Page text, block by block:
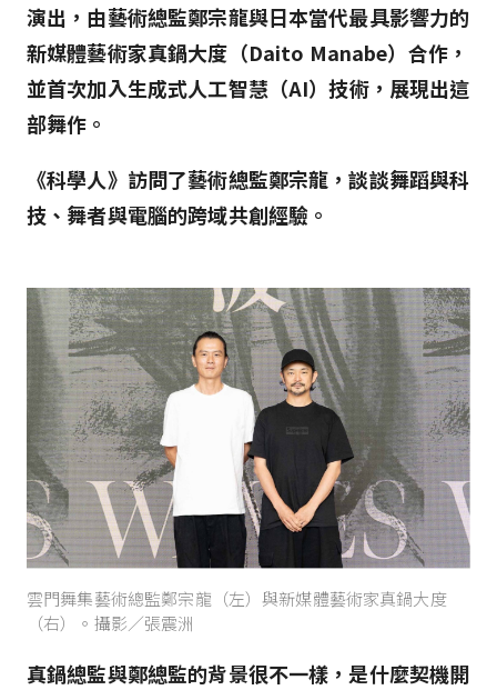
演出，由藝術總監鄭宗龍與日本當代最具影響力的
新媒體藝術家真鍋大度（Daito Manabe）合作，
並首次加入生成式人工智慧（AI）技術，展現出這
部舞作。
《科學人》訪問了藝術總監鄭宗龍，談談舞蹈與科
技、舞者與電腦的跨域共創經驗。
雲門舞集藝術總監鄭宗龍（左）與新媒體藝術家真鍋大度
（右）。攝影／張震洲
真鍋總監與鄭總監的背景很不一樣，是什麼契機開